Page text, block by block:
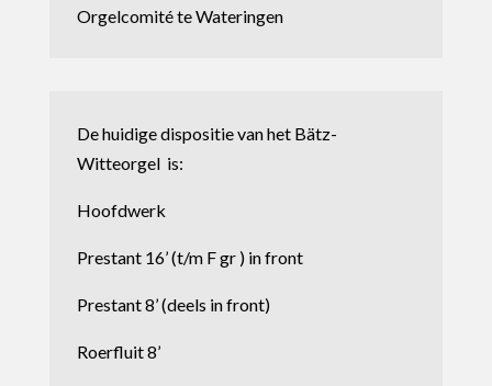
Orgelcomité te Wateringen
De huidige dispositie van het Bätz-
Witteorgel is:
Hoofdwerk
Prestant 16’ (t/m F gr ) in front
Prestant 8’ (deels in front)
Roerfluit 8’